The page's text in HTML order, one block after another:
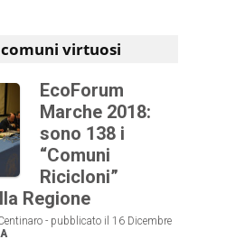
comuni virtuosi
EcoForum
Marche 2018:
sono 138 i
“Comuni
Ricicloni”
Regione
- pubblicato il 16 Dicembre